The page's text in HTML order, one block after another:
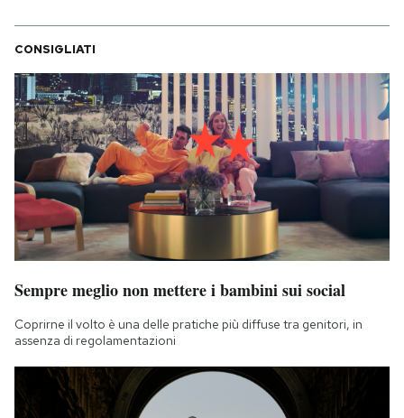
CONSIGLIATI
Sempre meglio non mettere i bambini sui social
Coprirne il volto è una delle pratiche più diffuse tra genitori, in
assenza di regolamentazioni